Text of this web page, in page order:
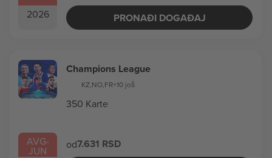
2026
PRONAĐI DOGAĐAJ
AVG-
JUN
Champions League
KZ,NO,FR+10 još
350 Karte
od7.631 RSD